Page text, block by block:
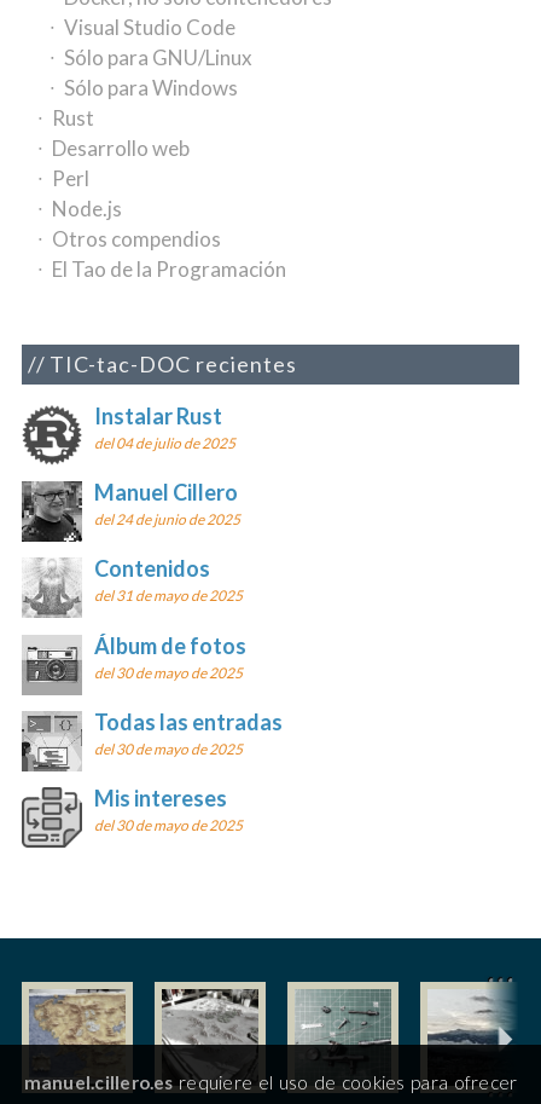
Visual Studio Code
Sólo para GNU/Linux
Sólo para Windows
Rust
Desarrollo web
Perl
Node.js
Otros compendios
El Tao de la Programación
TIC-tac-DOC recientes
Instalar Rust
del 04 de julio de 2025
Manuel Cillero
del 24 de junio de 2025
Contenidos
del 31 de mayo de 2025
Álbum de fotos
del 30 de mayo de 2025
Todas las entradas
del 30 de mayo de 2025
Mis intereses
del 30 de mayo de 2025
manuel.cillero.esrequiere el uso de cookies para ofrecer